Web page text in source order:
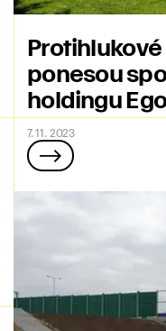
ponesou
holdingu
7. 11. 2023